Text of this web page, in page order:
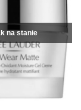
na stanie